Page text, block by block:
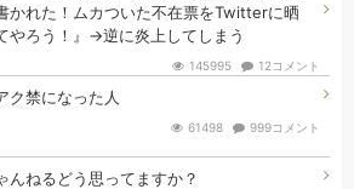
かれた！ムカついた不在票をTwitterに晒
やろう！』→逆に炎上してしまう
145995 12コメント
ク禁になった人
61498 999コメント
んねるどう思ってますか？